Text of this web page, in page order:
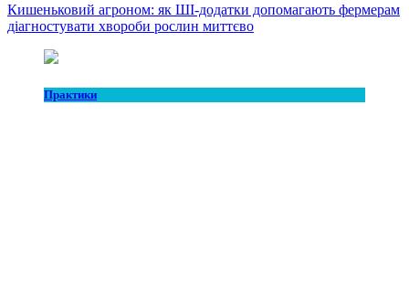
Кишеньковий агроном: як ШІ-додатки допомагають фермерам
діагностувати хвороби рослин миттєво
Практики